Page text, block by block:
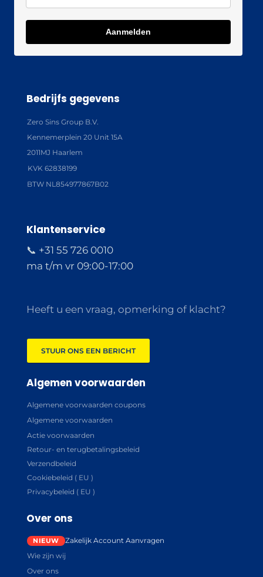
Aanmelden
Bedrijfs gegevens
Zero Sins Group B.V.
Kennemerplein 20 Unit 15A
2011MJ Haarlem
KVK 62838199
BTW NL854977867B02
Klantenservice
📞 +31 55 726 0010
ma t/m vr 09:00-17:00
Heeft u een vraag, opmerking of klacht?
STUUR ONS EEN BERICHT
Algemen voorwaarden
Algemene voorwaarden coupons
Algemene voorwaarden
Actie voorwaarden
Retour- en terugbetalingsbeleid
Verzendbeleid
Cookiebeleid ( EU )
Privacybeleid ( EU )
Over ons
Zakelijk Account Aanvragen
Wie zijn wij
Over ons